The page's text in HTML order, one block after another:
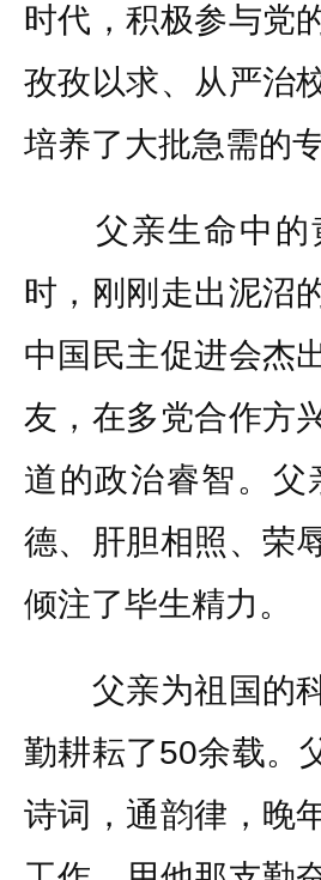
时代，积极参与党
孜孜以求、从严治
培养了大批急需的
父亲生命中的黄
时，刚刚走出泥沼
中国民主促进会杰
友，在多党合作方
道的政治睿智。
德、肝胆相照、荣
倾注了毕生精力。
父亲为祖国的科
勤耕耘了50余载。
诗词，通韵律，晚